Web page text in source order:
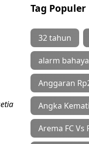
Tag Populer
32 tahun
alarm bahaya
Anggaran
Angka
Arema FC